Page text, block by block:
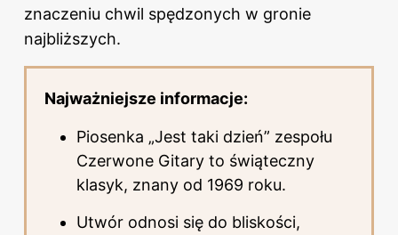
znaczeniu chwil spędzonych w gronie
najbliższych.
Najważniejsze informacje:
Piosenka „Jest taki dzień” zespołu
Czerwone Gitary to świąteczny
klasyk, znany od 1969 roku.
Utwór odnosi się do bliskości,